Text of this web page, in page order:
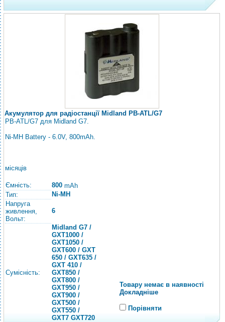
Акумулятор для радіостанції Midland PB-ATL/G7
PB-ATL/G7 для Midland G7.
Ni-MH Battery - 6.0V, 800mAh.
місяців
Ємність: 800 mAh
Тип:
Ni-MH
Напруга
живлення,
Вольт:
6
Сумісність:
Midland G7 /
GXT1000 /
GXT1050 /
GXT600 / GXT
650 / GXT635 /
GXT 410 /
GXT850 /
GXT800 /
GXT950 /
GXT900 /
GXT500 /
GXT550 /
GXT7 GXT720
Товару немає в наявності
Докладніше
Порівняти